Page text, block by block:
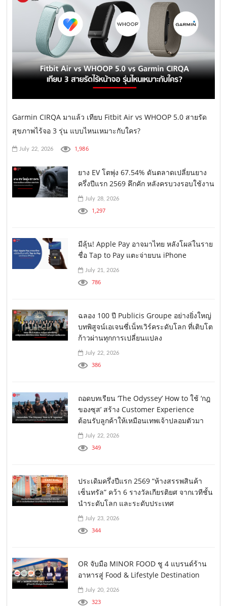
Garmin CIRQA มาแล้ว เทียบ Fitbit Air vs WHOOP 5.0 สายรัด
สุขภาพไร้จอ 3 รุ่น แบบไหนเหมาะกับใคร?
July 22, 2026 1,986
ยาง EV โตพุ่ง 67.54% ดันตลาดเปลี่ยนยาง
ครึ่งปีแรก 2569 คึกคัก หลังครบวงรอบใช้งาน
July 28, 2026
1,297
มีลุ้น! Apple Pay อาจมาไทย หลังโผล่ในราย
ชื่อ Tap to Pay แตะจ่ายบน iPhone
July 21, 2026
786
ฉลอง 100 ปี Publicis Groupe อย่างยิ่งใหญ่
บทพิสูจน์เอเจนซี่เน็ทเวิร์คระดับโลก ที่เติบโต
ก้าวผ่านทุกการเปลี่ยนแปลง
July 22, 2026
386
ถอดบทเรียน ‘The Odyssey’ How to ใช้ ‘กฎ
ของซุส’ สร้าง Customer Experience
ต้อนรับลูกค้าให้เหมือนเทพเจ้าปลอมตัวมา
July 22, 2026
349
ประเดิมครึ่งปีแรก 2569 “ห้างสรรพสินค้า
เซ็นทรัล” คว้า 6 รางวัลเกียรติยศ จากเวทีชั้น
นำระดับโลก และระดับประเทศ
July 23, 2026
344
OR จับมือ MINOR FOOD ชู 4 แบรนด์ร้าน
อาหารสู่ Food & Lifestyle Destination
July 20, 2026
323